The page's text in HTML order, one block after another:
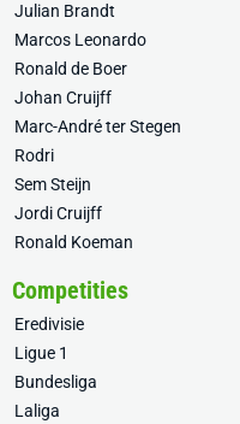
Julian Brandt
Marcos Leonardo
Ronald de Boer
Johan Cruijff
Marc-André ter Stegen
Rodri
Sem Steijn
Jordi Cruijff
Ronald Koeman
Competities
Eredivisie
Ligue 1
Bundesliga
Laliga